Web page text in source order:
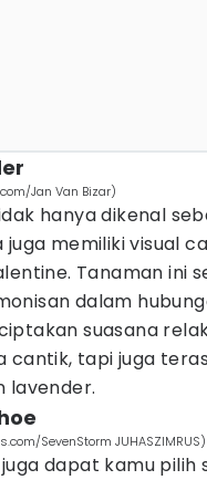
Jan Van Bizar)
hanya dikenal
juga memiliki visual
Tanaman ini
dalam
suasana
cantik, tapi juga
lavender.
SevenStorm JUHASZIMRUS)
dapat kamu pilih